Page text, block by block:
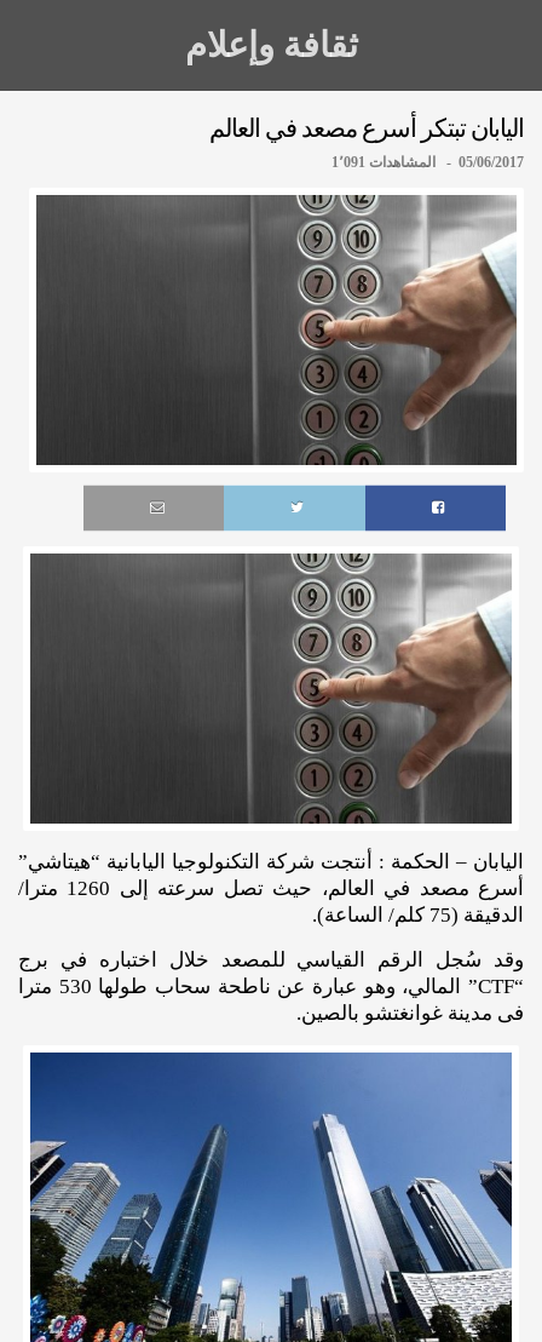
ثقافة وإعلام
اليابان تبتكر أسرع مصعد في العالم
05/06/2017 - المشاهدات 1٬091
اليابان – الحكمة : أنتجت شركة التكنولوجيا اليابانية “هيتاشي”
أسرع مصعد في العالم، حيث تصل سرعته إلى 1260 مترا/
الدقيقة (75 كلم/ الساعة).
وقد سُجل الرقم القياسي للمصعد خلال اختباره في برج
“CTF” المالي، وهو عبارة عن ناطحة سحاب طولها 530 مترا
فى مدينة غوانغتشو بالصين.